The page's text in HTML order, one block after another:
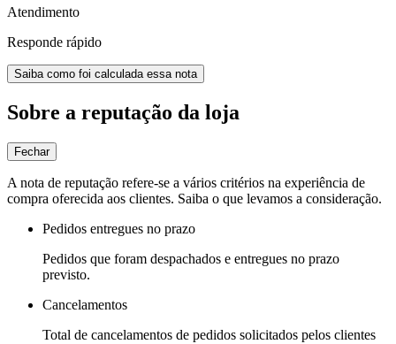
Atendimento
Responde rápido
Saiba como foi calculada essa nota
Sobre a reputação da loja
Fechar
A nota de reputação refere-se a vários critérios na experiência de
compra oferecida aos clientes. Saiba o que levamos a consideração.
Pedidos entregues no prazo
Pedidos que foram despachados e entregues no prazo
previsto.
Cancelamentos
Total de cancelamentos de pedidos solicitados pelos clientes